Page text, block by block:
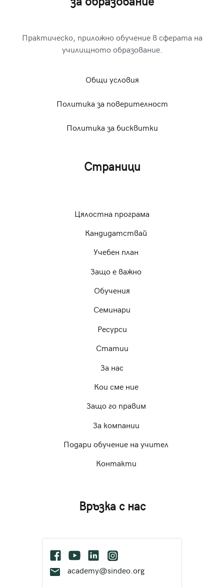
за образование
Практическо, приложно обучение в сферата на
училищното образование.
Общи условия
Политика за поверителност
Политика за бисквитки
Страници
Цялостна програма
Кандидатствай
Учебен план
Защо е важно
Обучения
Семинари
Ресурси
Статии
За нас
Кои сме ние
Защо го правим
За компании
Подари обучение на учител
Контакти
Връзка с нас
academy@sindeo.org